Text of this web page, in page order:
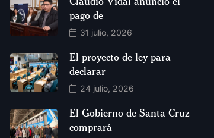
pago de
31 julio, 2026
El proyecto de ley para
declarar
24 julio, 2026
El Gobierno de Santa Cruz
comprará